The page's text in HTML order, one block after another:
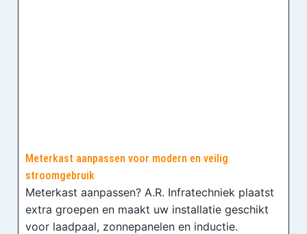
Meterkast aanpassen voor modern en veilig
stroomgebruik
Meterkast aanpassen? A.R. Infratechniek plaatst
extra groepen en maakt uw installatie geschikt
voor laadpaal, zonnepanelen en inductie.